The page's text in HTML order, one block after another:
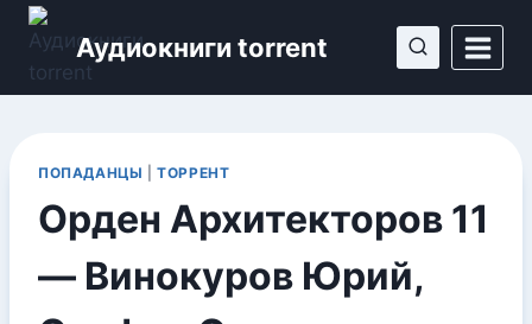
Перейти
содержимому
Аудиокниги torrent
ПОПАДАНЦЫ |ТОРРЕНТ
Орден Архитекторов 11
— Винокуров Юрий,